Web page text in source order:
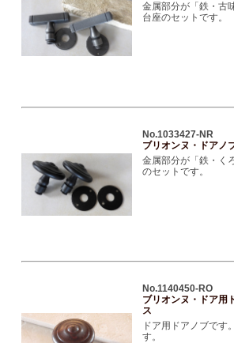
金属部分が「鉄・古
台座のセットです。
No.1033427-NR
ブリオンヌ・ドアノ
金属部分が「鉄・く
のセットです。
No.1140450-RO
ブリオンヌ・ドア用
ス
ドア用ドアノブです
す。